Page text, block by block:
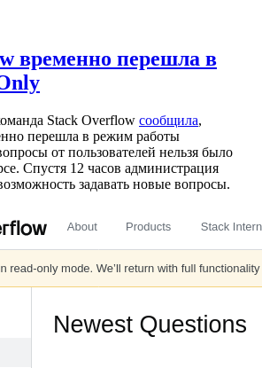
временно перешла в
Stack Overflow сообщила,
перешла в режим работы
от пользователей нельзя было
Спустя 12 часов администрация
задавать новые вопросы.